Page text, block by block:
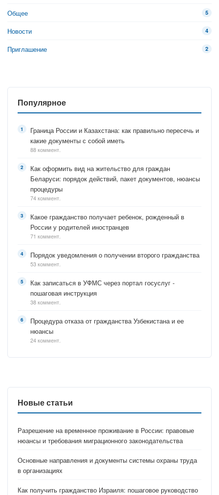
Общее 5
Новости 4
Приглашение 2
Популярное
Граница России и Казахстана: как правильно пересечь и
какие документы с собой иметь
88 коммент.
Как оформить вид на жительство для граждан
Беларуси: порядок действий, пакет документов, нюансы
процедуры
74 коммент.
Какое гражданство получает ребенок, рожденный в
России у родителей иностранцев
71 коммент.
Порядок уведомления о получении второго гражданства
53 коммент.
Как записаться в УФМС через портал госуслуг -
пошаговая инструкция
38 коммент.
Процедура отказа от гражданства Узбекистана и ее
нюансы
24 коммент.
Новые статьи
Разрешение на временное проживание в России: правовые
нюансы и требования миграционного законодательства
Основные направления и документы системы охраны труда
в организациях
Как получить гражданство Израиля: пошаговое руководство